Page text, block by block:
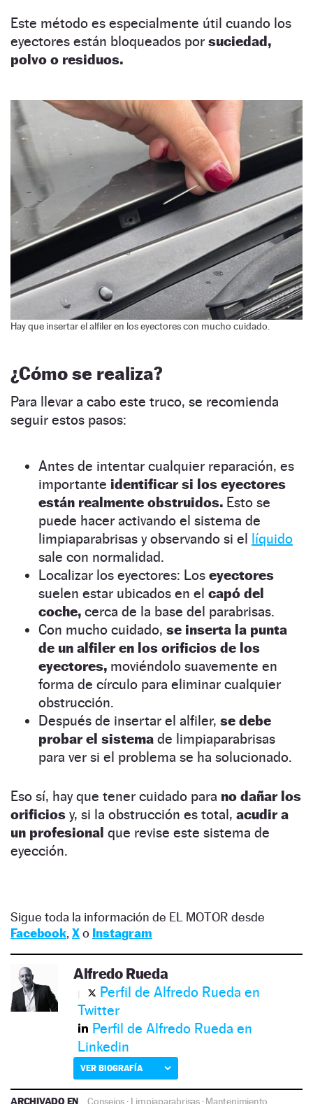
Este método es especialmente útil cuando los
eyectores están bloqueados por suciedad,
polvo o residuos.
Hay que insertar el alfiler en los eyectores con mucho cuidado.
¿Cómo se realiza?
Para llevar a cabo este truco, se recomienda
seguir estos pasos:
Antes de intentar cualquier reparación, es
importante identificar si los eyectores
están realmente obstruidos. Esto se
puede hacer activando el sistema de
limpiaparabrisas y observando si el líquido
sale con normalidad.
Localizar los eyectores: Los eyectores
suelen estar ubicados en el capó del
coche, cerca de la base del parabrisas.
Con mucho cuidado, se inserta la punta
de un alfiler en los orificios de los
eyectores, moviéndolo suavemente en
forma de círculo para eliminar cualquier
obstrucción.
Después de insertar el alfiler, se debe
probar el sistema de limpiaparabrisas
para ver si el problema se ha solucionado.
Eso sí, hay que tener cuidado para no dañar los
orificios y, si la obstrucción es total, acudir a
un profesional que revise este sistema de
eyección.
Sigue toda la información de EL MOTOR desde
Facebook, Xo Instagram
Alfredo Rueda
Perfil de Alfredo Rueda en
Twitter
Perfil de Alfredo Rueda en
Linkedin
VER BIOGRAFÍA
ARCHIVADO EN Consejos · Limpiaparabrisas·Mantenimiento